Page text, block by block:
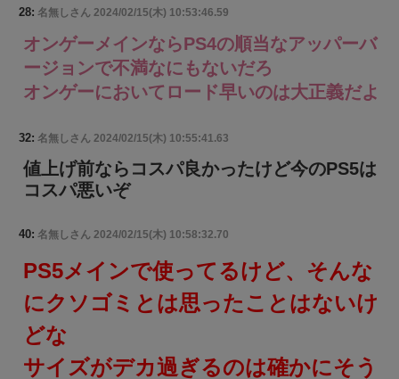
28: 名無しさん 2024/02/15(木) 10:53:46.59
オンゲーメインならPS4の順当なアッパーバ
ージョンで不満なにもないだろ
オンゲーにおいてロード早いのは大正義だよ
32: 名無しさん 2024/02/15(木) 10:55:41.63
値上げ前ならコスパ良かったけど今のPS5は
コスパ悪いぞ
40: 名無しさん 2024/02/15(木) 10:58:32.70
PS5メインで使ってるけど、そんな
にクソゴミとは思ったことはないけ
どな
サイズがデカ過ぎるのは確かにそう